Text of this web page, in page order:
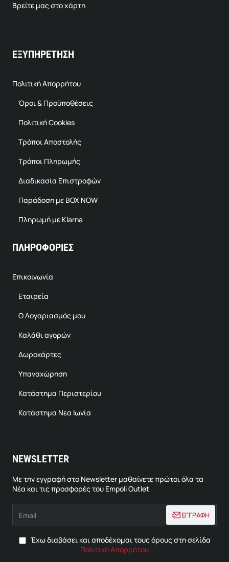
Βρείτε μας στο χάρτη
ΕΞΥΠΗΡΕΤΗΣΗ
Πολιτική Απορρήτου
Όροι & Προϋποθέσεις
Πολιτική Cookies
Τρόποι Αποστολής
Τρόποι Πληρωμής
Διαδικασία Επιστροφών
Παράδοση με BOX NOW
Πληρωμή με Klarna
ΠΛΗΡΟΦΟΡΙΕΣ
Επικοινωνία
Εταιρεία
Ο Λογαριασμός μου
Καλάθι αγορών
Δωροκάρτες
Υπαναχώρηση
Κατάστημα Περιστερίου
Κατάστημα Νεα Ιωνία
NEWSLETTER
Με την εγγραφή στο Newsletter μαθαίνετε πρώτοι όλα τα
Νέα και τις προσφορές του Empoli Outlet
ΕΓΓΡΑΦΗ
Έχω διαβάσει και αποδέχομαι τους όρους στη σελίδα
Πολιτική Απορρήτου